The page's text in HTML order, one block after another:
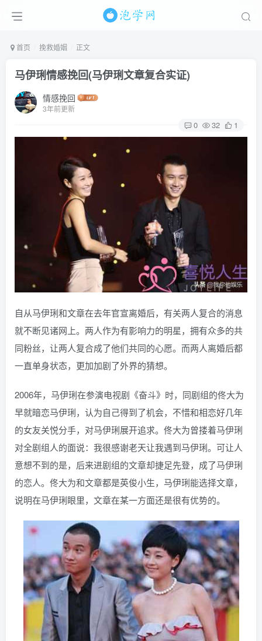
首页 挽救婚姻 正文
马伊琍情感挽回(马伊琍文章复合实证)
情感挽回
3年前更新
0 32 1
自从马伊琍和文章在去年官宣离婚后，有关两人复合的消息
就不断见诸网上。两人作为有影响力的明星，拥有众多的共
同粉丝，让两人复合成了他们共同的心愿。而两人离婚后都
一直单身状态，更加加剧了外界的猜想。
2006年，马伊琍在参演电视剧《奋斗》时，同剧组的佟大为
早就暗恋马伊琍，认为自己得到了机会，不惜和相恋好几年
的女友关悦分手，对马伊琍展开追求。佟大为曾搂着马伊琍
对全剧组人的面说：我很感谢老天让我遇到马伊琍。可让人
意想不到的是，后来进剧组的文章却捷足先登，成了马伊琍
的恋人。佟大为和文章都是英俊小生，马伊琍能选择文章，
说明在马伊琍眼里，文章在某一方面还是很有优势的。